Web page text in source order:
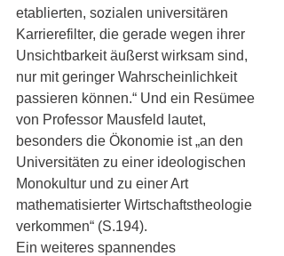
etablierten, sozialen universitären
Karrierefilter, die gerade wegen ihrer
Unsichtbarkeit äußerst wirksam sind,
nur mit geringer Wahrscheinlichkeit
passieren können.“ Und ein Resümee
von Professor Mausfeld lautet,
besonders die Ökonomie ist „an den
Universitäten zu einer ideologischen
Monokultur und zu einer Art
mathematisierter Wirtschaftstheologie
verkommen“ (S.194).
Ein weiteres spannendes